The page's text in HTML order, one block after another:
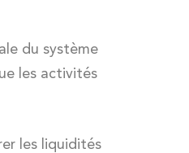
du système
les activités
les liquidités